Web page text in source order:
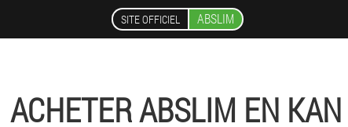
SITE OFFICIEL ABSLIM
ACHETER ABSLIM EN KAN